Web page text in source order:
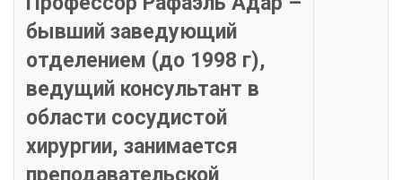
бывший заведующий
отделением (до 1998 г),
ведущий консультант в
области сосудистой
хирургии, занимается